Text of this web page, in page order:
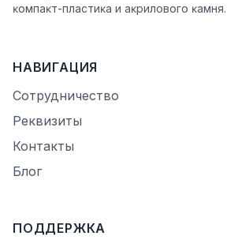
ĸомпаĸт-пластиĸа и аĸрилового ĸамня.
НАВИГАЦИЯ
Сотрудничество
Реквизиты
Контакты
Блог
ПОДДЕРЖКА